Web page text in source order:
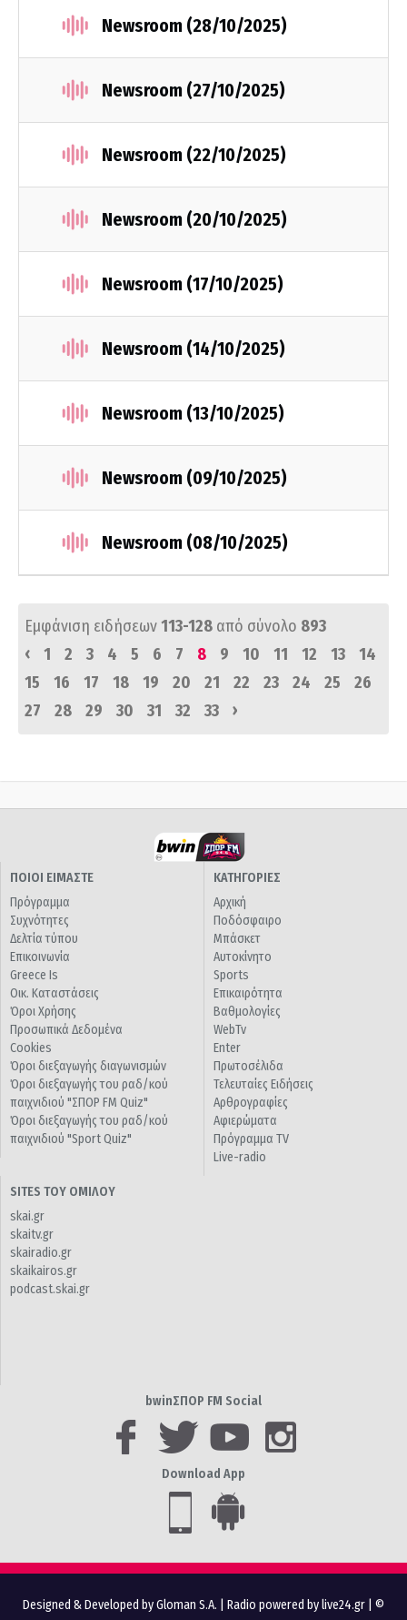
Newsroom (28/10/2025)
Newsroom (27/10/2025)
Newsroom (22/10/2025)
Newsroom (20/10/2025)
Newsroom (17/10/2025)
Newsroom (14/10/2025)
Newsroom (13/10/2025)
Newsroom (09/10/2025)
Newsroom (08/10/2025)
Εμφάνιση ειδήσεων113-128 από σύνολο 893
‹
1 2 3 4 5 6 7 8 9 10 11 12 13
14
15
16 17 18 19 20 21 22 23 24 25
26
27
28 29 30 31 32 33 ›
ΠΟΙΟΙ ΕΙΜΑΣΤΕ
Πρόγραμμα
Συχνότητες
Δελτία τύπου
Επικοινωνία
Greece Is
Οικ. Καταστάσεις
Όροι Χρήσης
Προσωπικά Δεδομένα
Cookies
Όροι διεξαγωγής διαγωνισμών
Όροι διεξαγωγής του ραδ/κού
παιχνιδιού "ΣΠΟΡ FM Quiz"
Όροι διεξαγωγής του ραδ/κού
παιχνιδιού "Sport Quiz"
ΚΑΤΗΓΟΡΙΕΣ
Αρχική
Ποδόσφαιρο
Μπάσκετ
Αυτοκίνητο
Sports
Επικαιρότητα
Βαθμολογίες
WebTv
Enter
Πρωτοσέλιδα
Τελευταίες Ειδήσεις
Αρθρογραφίες
Αφιερώματα
Πρόγραμμα TV
Live-radio
SITES ΤΟΥ ΟΜΙΛΟΥ
skai.gr
skaitv.gr
skairadio.gr
skaikairos.gr
podcast.skai.gr
bwinΣΠΟΡ FM Social
Download App
Designed & Developed by Gloman S.A. Radio powered by live24.gr | ©